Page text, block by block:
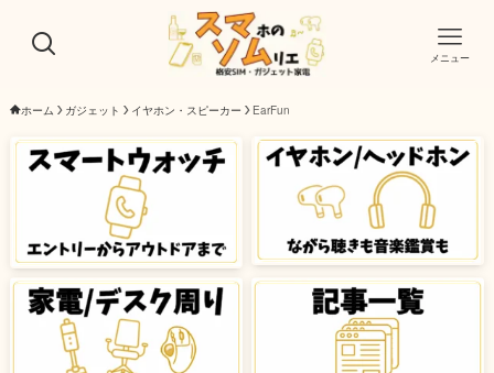
メニュー
ホーム ガジェット イヤホン・スピーカー EarFun